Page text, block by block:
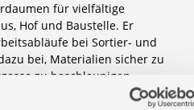
für vielfältige
Hof und Baustelle. Er
bei Sortier- und
bei, Materialien sicher zu
zu beschleunigen.